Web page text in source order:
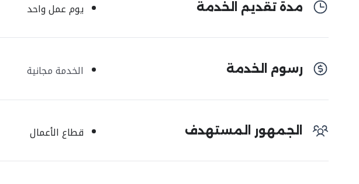
مدة تقديم الخدمة يوم عمل واحد
رسوم الخدمة الخدمة مجانية
الجمهور المستهدف قطاع الأعمال